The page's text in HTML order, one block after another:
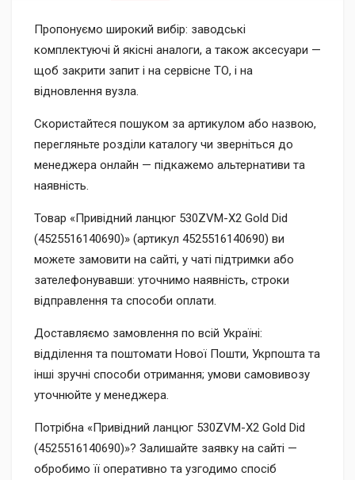
Пропонуємо широкий вибір: заводські
комплектуючі й якісні аналоги, а також аксесуари —
щоб закрити запит і на сервісне ТО, і на
відновлення вузла.
Скористайтеся пошуком за артикулом або назвою,
перегляньте розділи каталогу чи зверніться до
менеджера онлайн — підкажемо альтернативи та
наявність.
Товар «Привідний ланцюг 530ZVM-X2 Gold Did
(4525516140690)» (артикул 4525516140690) ви
можете замовити на сайті, у чаті підтримки або
зателефонувавши: уточнимо наявність, строки
відправлення та способи оплати.
Доставляємо замовлення по всій Україні:
відділення та поштомати Нової Пошти, Укрпошта та
інші зручні способи отримання; умови самовивозу
уточнюйте у менеджера.
Потрібна «Привідний ланцюг 530ZVM-X2 Gold Did
(4525516140690)»? Залишайте заявку на сайті —
обробимо її оперативно та узгодимо спосіб